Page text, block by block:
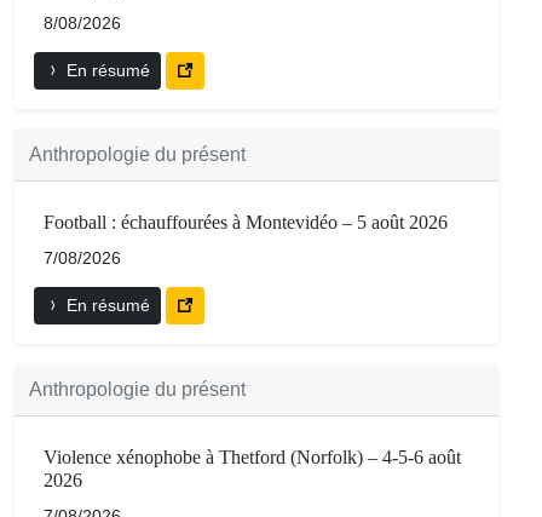
8/08/2026
En résumé
Anthropologie du présent
Football : échauffourées à Montevidéo – 5 août 2026
7/08/2026
En résumé
Anthropologie du présent
Violence xénophobe à Thetford (Norfolk) – 4-5-6 août
2026